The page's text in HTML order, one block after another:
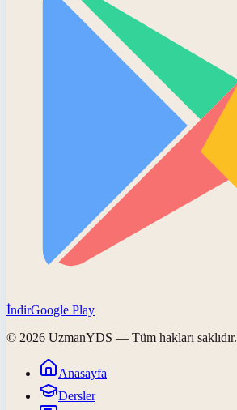
İndirGoogle Play
© 2026 UzmanYDS — Tüm hakları saklıdır.
Anasayfa
Dersler